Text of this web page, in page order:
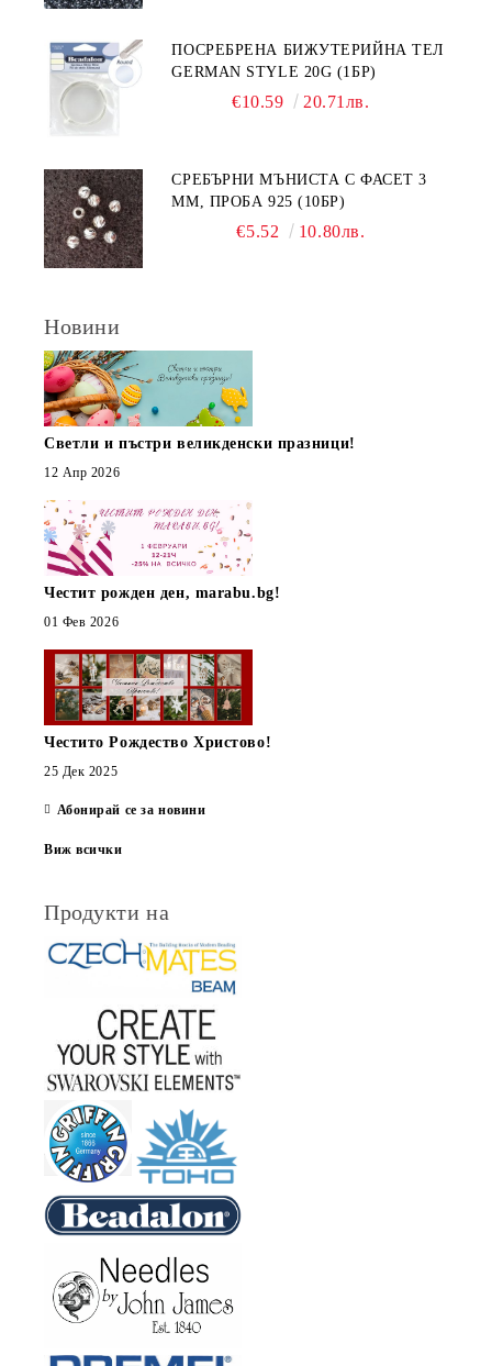
ПОСРЕБРЕНА БИЖУТЕРИЙНА ТЕЛ
GERMAN STYLE 20G (1БР)
€10.59 20.71лв.
СРЕБЪРНИ МЪНИСТА С ФАСЕТ 3
ММ, ПРОБА 925 (10БР)
€5.52 10.80лв.
Новини
Светли и пъстри великденски празници!
12 Апр 2026
Честит рожден ден, marabu.bg!
01 Фев 2026
Честито Рождество Христово!
25 Дек 2025
Абонирай се за новини
Виж всички
Продукти на